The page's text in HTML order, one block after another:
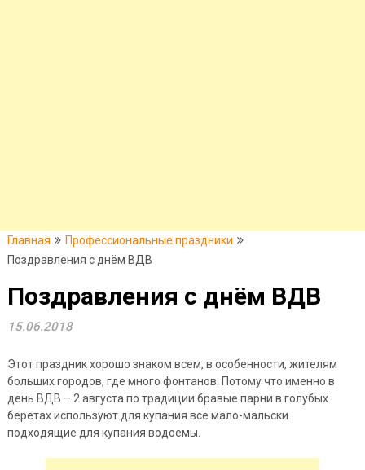
Главная
Профессиональные праздники
Поздравления с днём ВДВ
Поздравления с днём ВДВ
15.06.2018
Этот праздник хорошо знаком всем, в особенности, жителям
больших городов, где много фонтанов. Потому что именно в
день ВДВ – 2 августа по традиции бравые парни в голубых
беретах используют для купания все мало-мальски
подходящие для купания водоемы.